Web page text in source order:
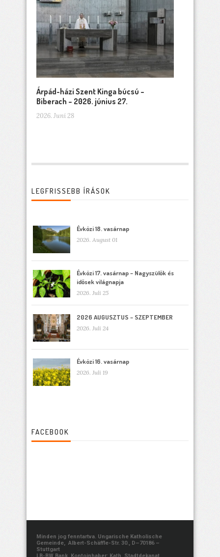
Árpád-házi Szent Kinga búcsú –
Biberach – 2026. június 27.
2026. Juni 28
LEGFRISSEBB ÍRÁSOK
Évközi 18. vasárnap
2026. August 01
Évközi 17. vasárnap – Nagyszülők és
idősek világnapja
2026. Juli 25
2026 AUGUSZTUS – SZEPTEMBER
2026. Juli 24
Évközi 16. vasárnap
2026. Juli 19
FACEBOOK
Minden jog fenntartva. Ungarische Katholische
Gemeinde, Albert-Schäffle-Str. 30., D–70186 –
Stuttgart
LB-BW Bank, Kontoinhaber: Kath. Stadtdekanat